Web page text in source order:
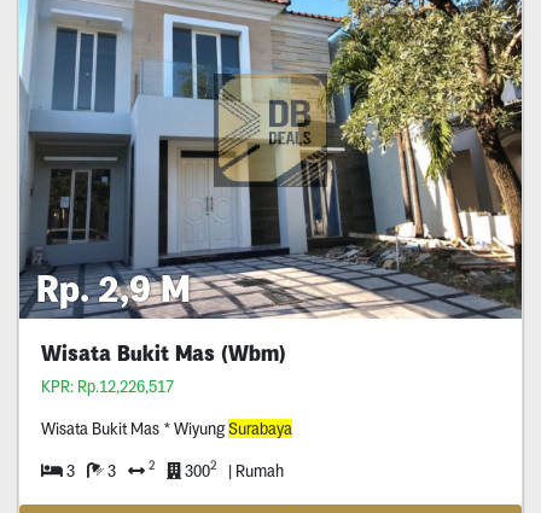
Rp. 2,9 M
Wisata Bukit Mas (Wbm)
KPR: Rp.12,226,517
Wisata Bukit Mas * WiyungSurabaya
3 3 2 3002 | Rumah